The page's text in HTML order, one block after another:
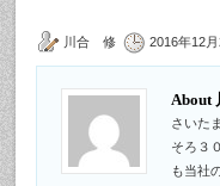
川合 修 2016年12月
About
さいた
そろ３
も当社